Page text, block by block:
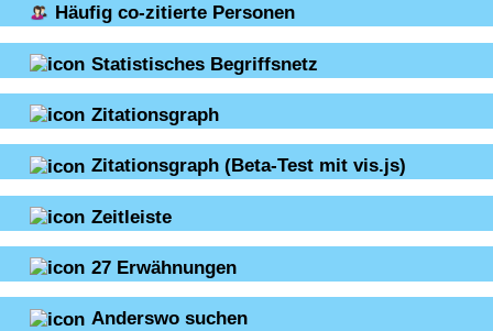
Häufig co-zitierte Personen
Statistisches Begriffsnetz
Zitationsgraph
Zitationsgraph (Beta-Test mit vis.js)
Zeitleiste
27 Erwähnungen
Anderswo suchen